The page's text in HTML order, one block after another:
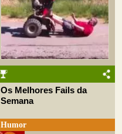
Os Melhores Fails da
Semana
Humor